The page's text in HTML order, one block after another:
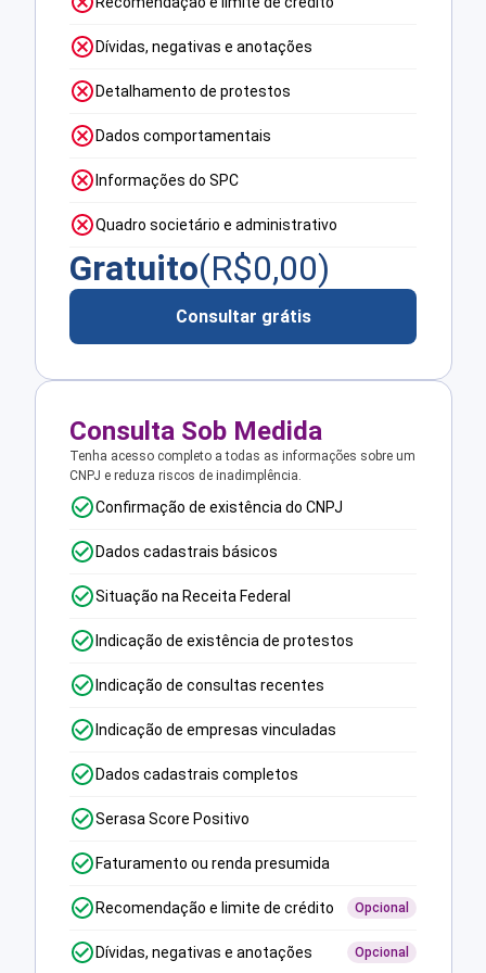
Dívidas, negativas e anotações
Detalhamento de protestos
Dados comportamentais
Informações do SPC
Quadro societário e administrativo
Gratuito(R$0,00)
Consultar grátis
Consulta Sob Medida
Tenha acesso completo a todas as informações sobre um
CNPJ e reduza riscos de inadimplência.
Confirmação de existência do CNPJ
Dados cadastrais básicos
Situação na Receita Federal
Indicação de existência de protestos
Indicação de consultas recentes
Indicação de empresas vinculadas
Dados cadastrais completos
Serasa Score Positivo
Faturamento ou renda presumida
Recomendação e limite de crédito Opcional
Dívidas, negativas e anotações Opcional